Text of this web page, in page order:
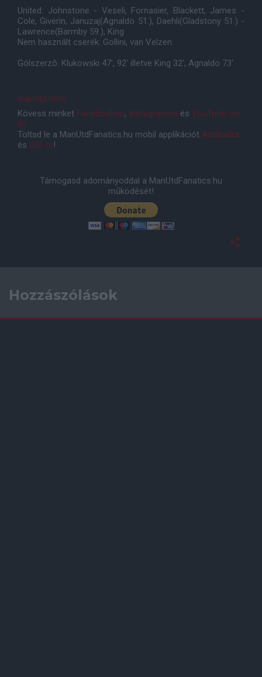
United: Johnstone - Veseli, Fornasier, Blackett, James -
Cole, Giverin, Januzaj(Agnaldo 51.), Daehli(Gladstony 51.) -
Lawrence(Barmby 59.), King
Nem használt cserék: Gollini, van Velzen.
Gólszerzõ: Klukowski 47', 92' illetve King 32', Agnaldo 73'
manutd.com
Kövess minket Facebookon, Instagramon és YouTube-on
is!
Töltsd le a ManUtdFanatics.hu mobil applikációt Androidra
és iOS-re!
Támogasd adományoddal a ManUtdFanatics.hu
működését!
Hozzászólások